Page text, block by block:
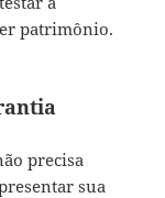
patrimônio.
precisa
sua